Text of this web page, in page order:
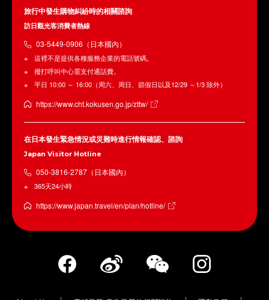
旅行中發生購物糾紛時的相關諮詢
訪日觀光客消費者熱線
03-5449-0906（日本國內）
這裡不是提供各種服務企業的電話號碼。
撥打呼叫中心需支付通話費。
平日 10:00 ～ 16:00（周六、周日、節假日以及12/29 ～1/3 除外）
https://www.cht.kokusen.go.jp/zttw/
在日本發生緊急情況或災難時進行情報確認、諮詢
Japan Visitor Hotline
050-3816-2787（日本國內）
365天24小時
https://www.japan.travel/en/plan/hotline/